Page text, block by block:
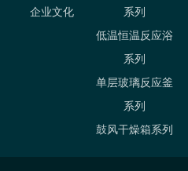
企业文化
系列
低温恒温反应浴
系列
单层玻璃反应釜
系列
鼓风干燥箱系列